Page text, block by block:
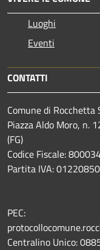
Luoghi
Eventi
CONTATTI
Comune di
Piazza Aldo Moro, n.
(FG)
Codice Fiscale:
Partita IVA:
PEC:
Centralino Unico: